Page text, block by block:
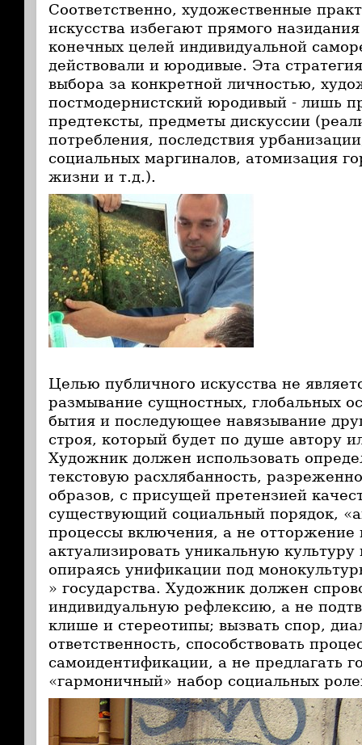
Соответственно, художественные
искусства избегают прямого
конечных целей индивидуальной
действовали и юродивые. Эта
выбора за конкретной личностью,
постмодернистский юродивый - лишь
предтексты, предметы дискуссии
потребления, последствия
социальных маргиналов, атомизация
жизни и т.д.).
Целью публичного искусства не
размывание сущностных, глобальных
бытия и последующее навязывание
строя, который будет по душе автору
Художник должен использовать
текстовую расхлябанность,
образов, с присущей претензией
существующий социальный порядок,
процессы включения, а не отторжение
актуализировать уникальную
опираясь унификации под
» государства. Художник должен
индивидуальную рефлексию, а не
клише и стереотипы; вызвать спор,
ответственность, способствовать
самоидентификации, а не предлагать
«гармоничный» набор социальных